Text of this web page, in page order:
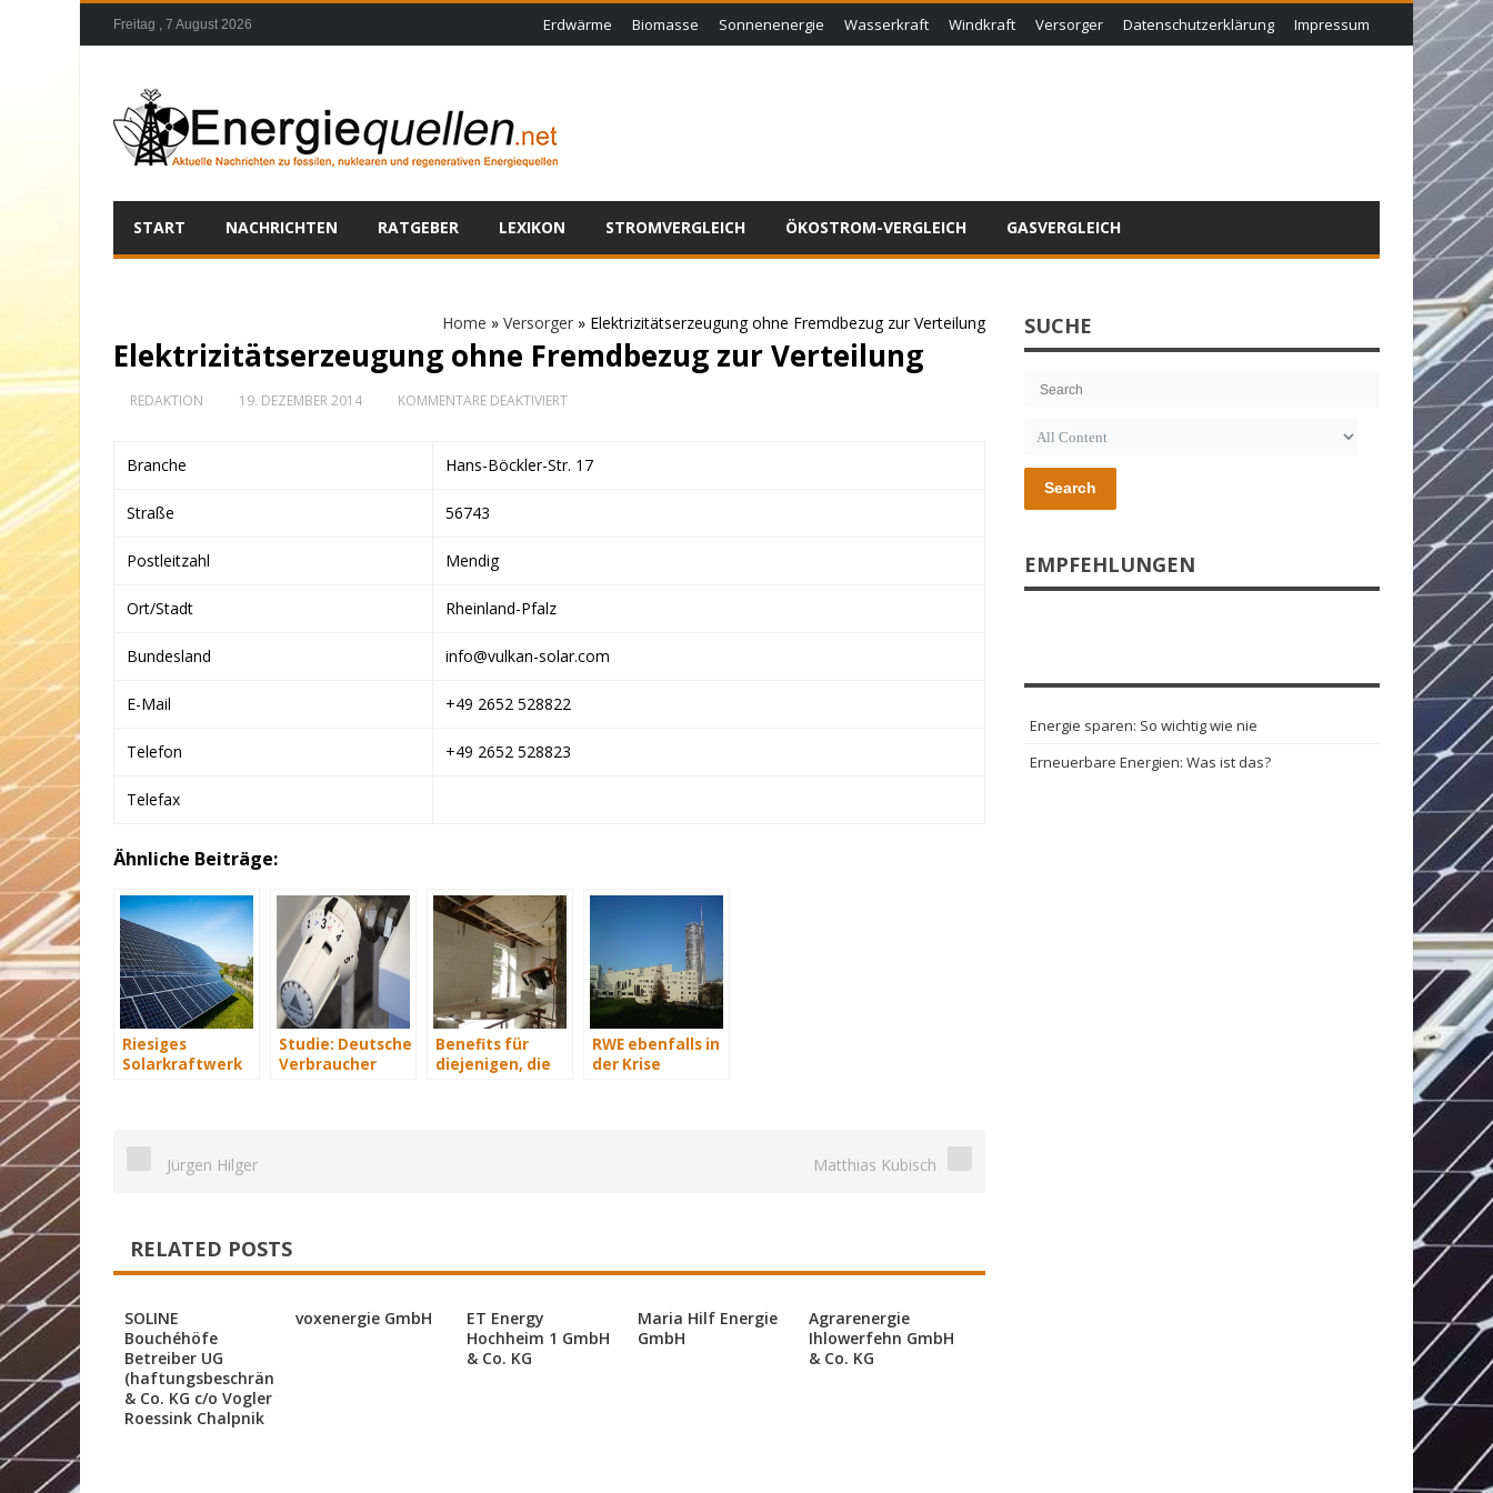
Freitag , 7 August 2026 Erdwärme Biomasse Sonnenenergie Wasserkraft Windkraft Versorger Datenschutzerklärung Impressum
START NACHRICHTEN RATGEBER LEXIKON STROMVERGLEICH ÖKOSTROM-VERGLEICH GASVERGLEICH
Home » Versorger » Elektrizitätserzeugung ohne Fremdbezug zur Verteilung
Elektrizitätserzeugung ohne Fremdbezug zur Verteilung
REDAKTION 19. DEZEMBER 2014 KOMMENTARE DEAKTIVIERTFÜR
ZUR
Branche Hans-Böckler-Str. 17
Straße 56743
Postleitzahl Mendig
Ort/Stadt Rheinland-Pfalz
Bundesland info@vulkan-solar.com
E-Mail +49 2652 528822
Telefon +49 2652 528823
Telefax
Ähnliche Beiträge:
Riesiges
Solarkraftwerk
Studie: Deutsche
Verbraucher
Benefits für
diejenigen, die
RWE ebenfalls in
der Krise
Jürgen Hilger Matthias Kubisch
RELATED POSTS
SOLINE
Bouchéhöfe
Betreiber UG
(haftungsbeschränkt)
& Co. KG c/o Vogler
Roessink Chalpnik
voxenergie GmbH
ET Energy
Hochheim 1 GmbH
& Co. KG
Maria Hilf Energie
GmbH
Agrarenergie
Ihlowerfehn GmbH
& Co. KG
SUCHE
Search
EMPFEHLUNGEN
Energie sparen: So wichtig wie nie
Erneuerbare Energien: Was ist das?